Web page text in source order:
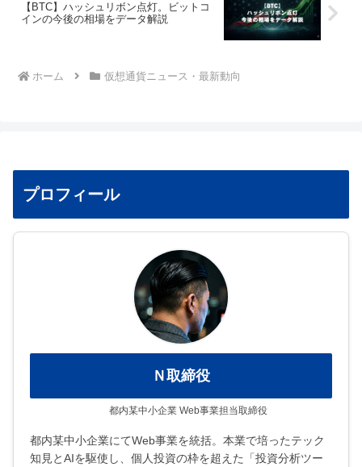
【BTC】ハッシュリボン点灯。ビットコ
インの今後の相場をデータ解説
ホーム 仮想通貨ニュース・最新動向
プロフィール
Ｎ取締役
都内某中小企業 Web事業担当取締役
都内某中小企業にてWeb事業を統括。本業で培ったテック
知見とAIを駆使し、個人投資の枠を超えた「投資分析ツー